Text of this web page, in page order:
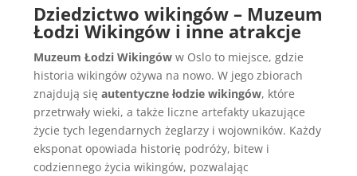
Dziedzictwo wikingów – Muzeum
Łodzi Wikingów i inne atrakcje
Muzeum Łodzi Wikingów w Oslo to miejsce, gdzie
historia wikingów ożywa na nowo. W jego zbiorach
znajdują sięautentyczne łodzie wikingów, które
przetrwały wieki, a także liczne artefakty ukazujące
życie tych legendarnych żeglarzy i wojowników. Każdy
eksponat opowiada historię podróży, bitew i
codziennego życia wikingów, pozwalając